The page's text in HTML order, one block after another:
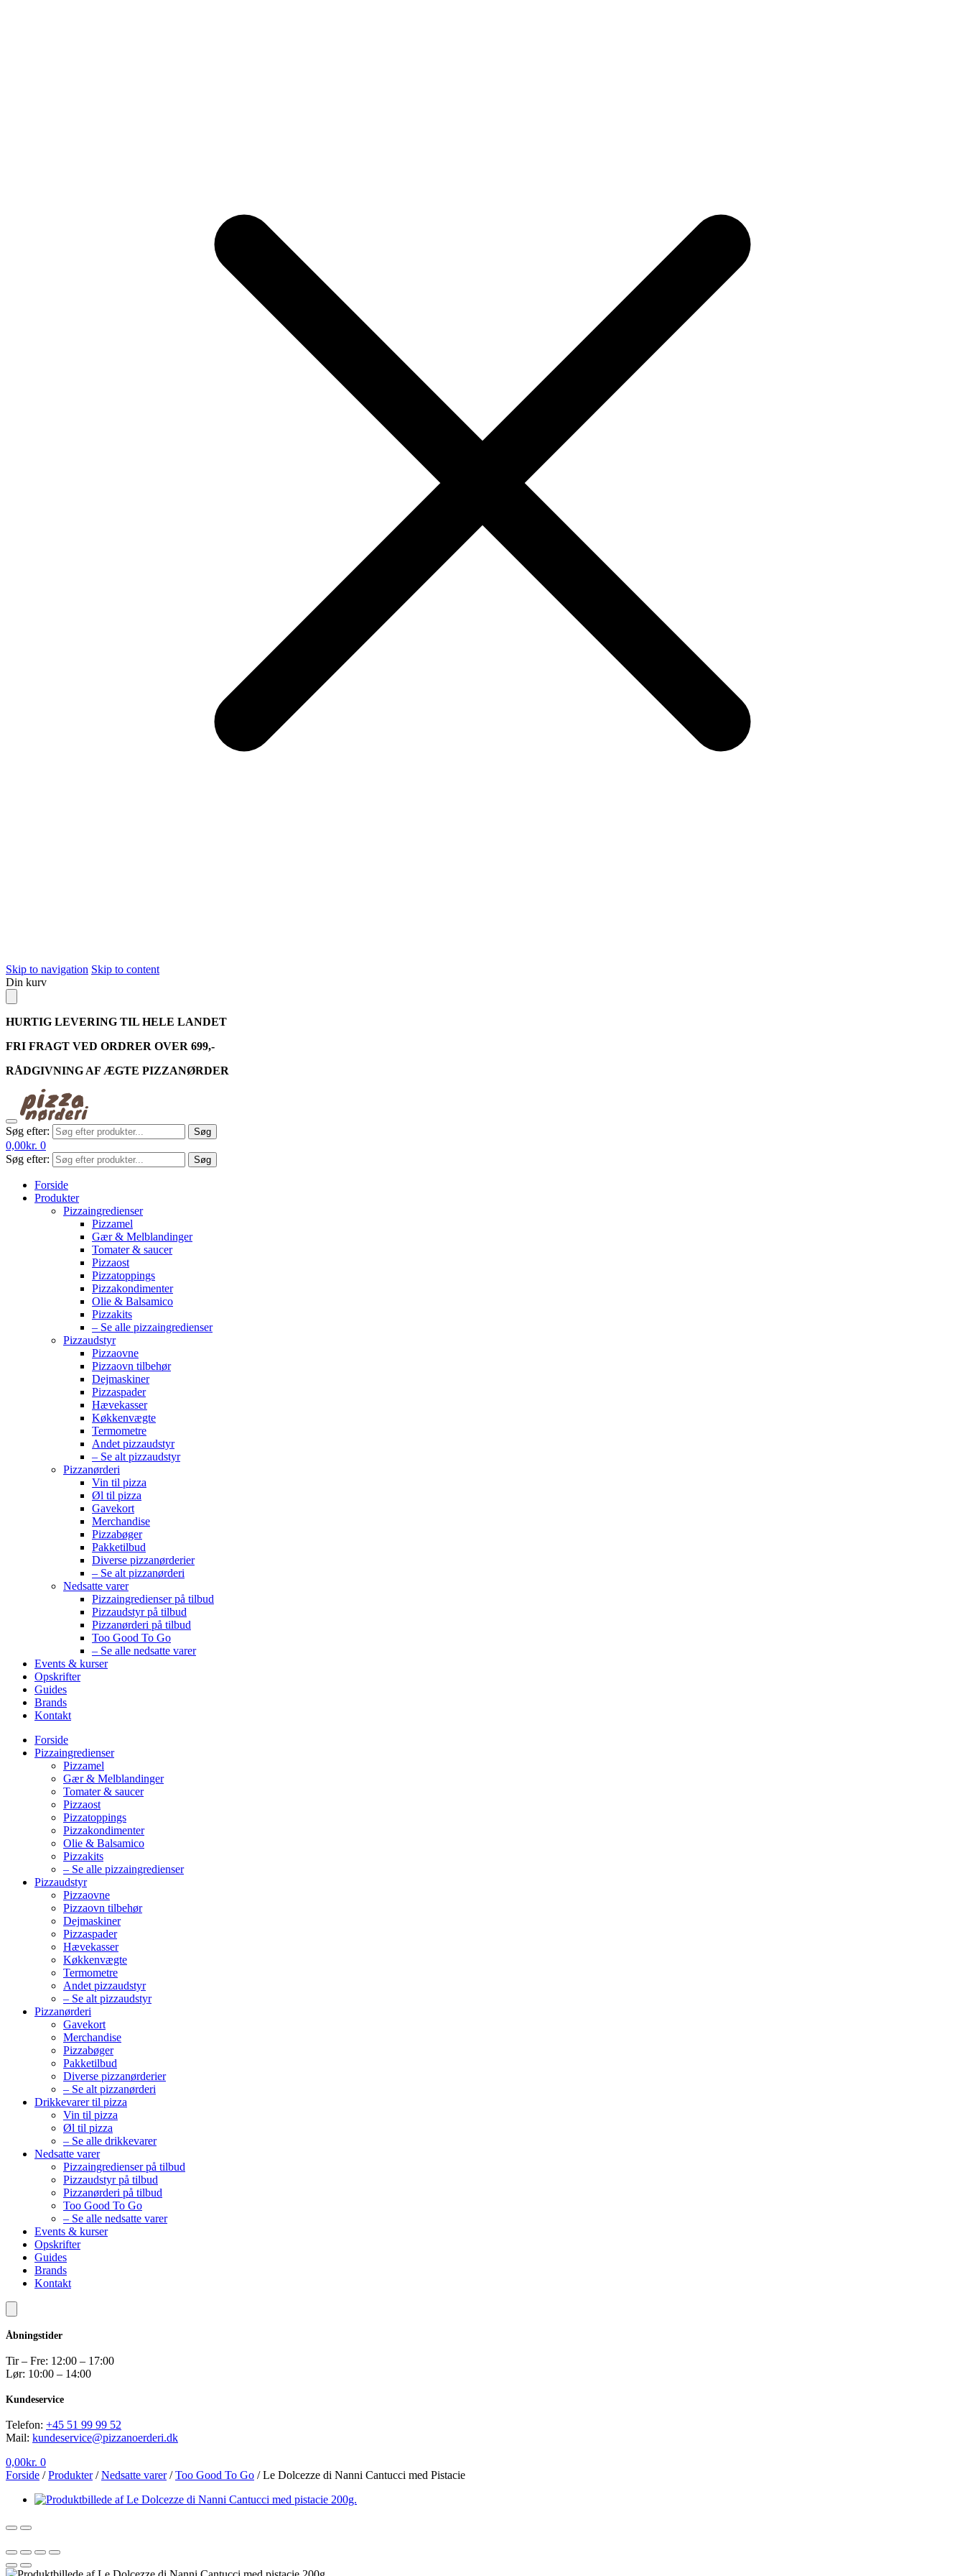
Skip to navigation Skip to content
Din kurv
HURTIG LEVERING TIL HELE LANDET
FRI FRAGT VED ORDRER OVER 699,-
RÅDGIVNING AF ÆGTE PIZZANØRDER
Søg efter: Søg
0,00kr. 0
Søg efter:
Søg
Forside
Produkter
Pizzaingredienser
Pizzamel
Gær & Melblandinger
Tomater & saucer
Pizzaost
Pizzatoppings
Pizzakondimenter
Olie & Balsamico
Pizzakits
– Se alle pizzaingredienser
Pizzaudstyr
Pizzaovne
Pizzaovn tilbehør
Dejmaskiner
Pizzaspader
Hævekasser
Køkkenvægte
Termometre
Andet pizzaudstyr
– Se alt pizzaudstyr
Pizzanørderi
Vin til pizza
Øl til pizza
Gavekort
Merchandise
Pizzabøger
Pakketilbud
Diverse pizzanørderier
– Se alt pizzanørderi
Nedsatte varer
Pizzaingredienser på tilbud
Pizzaudstyr på tilbud
Pizzanørderi på tilbud
Too Good To Go
– Se alle nedsatte varer
Events & kurser
Opskrifter
Guides
Brands
Kontakt
Forside
Pizzaingredienser
Pizzamel
Gær & Melblandinger
Tomater & saucer
Pizzaost
Pizzatoppings
Pizzakondimenter
Olie & Balsamico
Pizzakits
– Se alle pizzaingredienser
Pizzaudstyr
Pizzaovne
Pizzaovn tilbehør
Dejmaskiner
Pizzaspader
Hævekasser
Køkkenvægte
Termometre
Andet pizzaudstyr
– Se alt pizzaudstyr
Pizzanørderi
Gavekort
Merchandise
Pizzabøger
Pakketilbud
Diverse pizzanørderier
– Se alt pizzanørderi
Drikkevarer til pizza
Vin til pizza
Øl til pizza
– Se alle drikkevarer
Nedsatte varer
Pizzaingredienser på tilbud
Pizzaudstyr på tilbud
Pizzanørderi på tilbud
Too Good To Go
– Se alle nedsatte varer
Events & kurser
Opskrifter
Guides
Brands
Kontakt
Åbningstider
Tir – Fre: 12:00 – 17:00
Lør: 10:00 – 14:00
Kundeservice
Telefon: +45 51 99 99 52
Mail: kundeservice@pizzanoerderi.dk
0,00kr. 0
Forside /Produkter/Nedsatte varer/Too Good To Go /Le Dolcezze di Nanni Cantucci med Pistacie